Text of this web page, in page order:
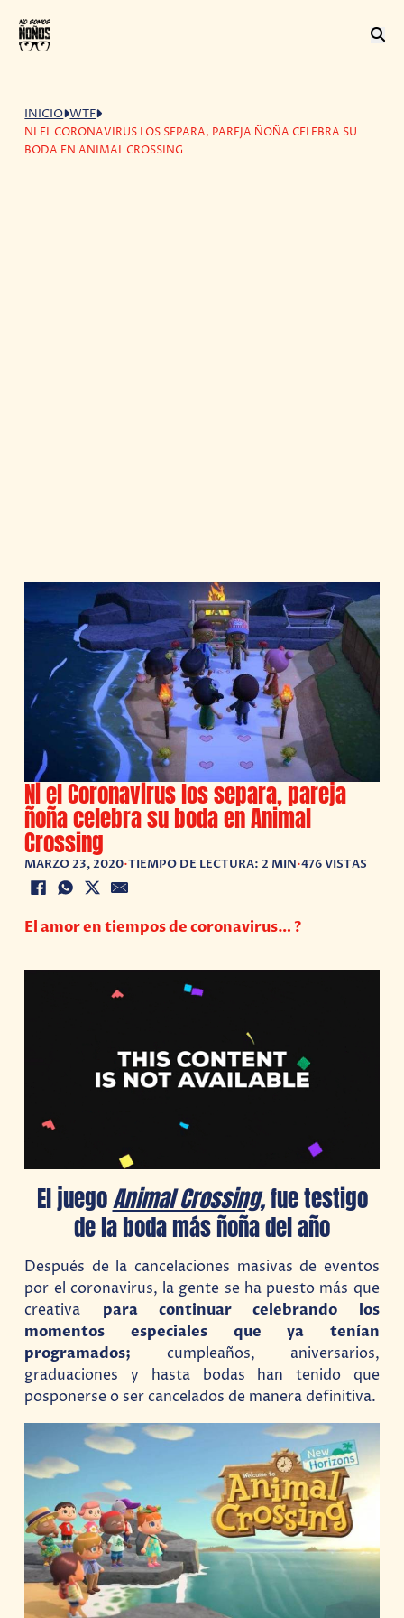
INICIO WTF
NI EL CORONAVIRUS LOS SEPARA, PAREJA ÑOÑA CELEBRA SU
BODA EN ANIMAL CROSSING
Ni el Coronavirus los separa, pareja
ñoña celebra su boda en Animal
Crossing
MARZO 23, 2020•TIEMPO DE LECTURA: 2 MIN•476 VISTAS
El amor en tiempos de coronavirus… ?
El juegoAnimal Crossing,fue testigo
de la boda más ñoña del año
Después de la cancelaciones masivas de eventos
por el coronavirus, la gente se ha puesto más que
creativa para continuar celebrando los
momentos especiales que ya tenían
programados; cumpleaños, aniversarios,
graduaciones y hasta bodas han tenido que
posponerse o ser cancelados de manera definitiva.